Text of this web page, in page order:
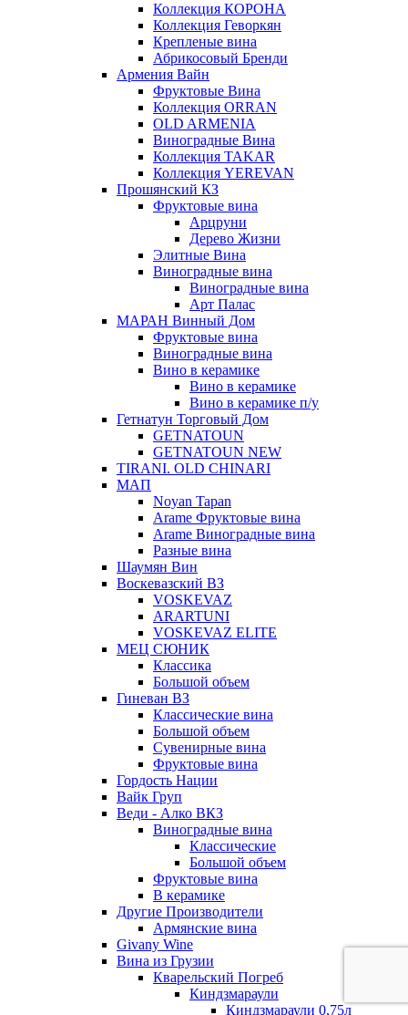
Коллекция КОРОНА
Коллекция Геворкян
Крепленые вина
Абрикосовый Бренди
Армения Вайн
Фруктовые Вина
Коллекция ORRAN
OLD ARMENIA
Виноградные Вина
Коллекция TAKAR
Коллекция YEREVAN
Прошянский КЗ
Фруктовые вина
Арцруни
Дерево Жизни
Элитные Вина
Виноградные вина
Виноградные вина
Арт Палас
МАРАН Винный Дом
Фруктовые вина
Виноградные вина
Вино в керамике
Вино в керамике
Вино в керамике п/у
Гетнатун Торговый Дом
GETNATOUN
GETNATOUN NEW
TIRANI. OLD CHINARI
МАП
Noyan Tapan
Arame Фруктовые вина
Arame Виноградные вина
Разные вина
Шаумян Вин
Воскевазский ВЗ
VOSKEVAZ
ARARTUNI
VOSKEVAZ ELITE
МЕЦ СЮНИК
Классика
Большой объем
Гиневан ВЗ
Классические вина
Большой объем
Сувенирные вина
Фруктовые вина
Гордость Нации
Вайк Груп
Веди - Алко ВКЗ
Виноградные вина
Классические
Большой объем
Фруктовые вина
В керамике
Другие Производители
Армянские вина
Givany Wine
Вина из Грузии
Кварельский Погреб
Киндзмараули
Киндзмараули 0,75л